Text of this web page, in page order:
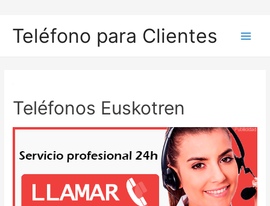
contenido
Teléfono para Clientes
Teléfonos Euskotren